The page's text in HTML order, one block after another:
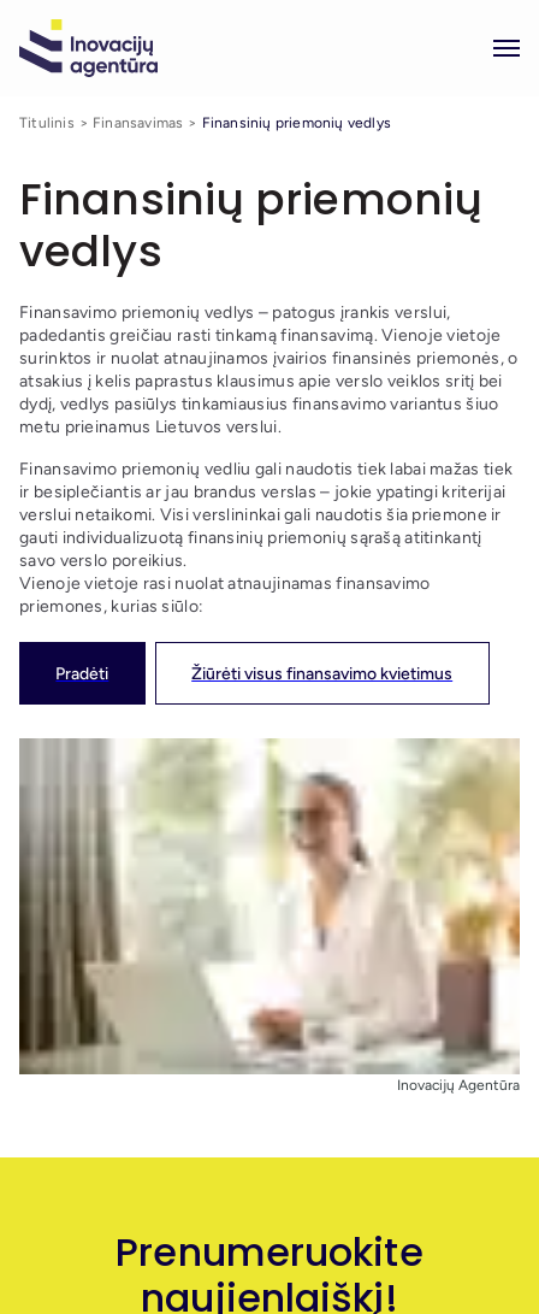
Titulinis Finansavimas Finansinių priemonių vedlys
Finansinių priemonių
vedlys
Finansavimo priemonių vedlys – patogus įrankis verslui,
padedantis greičiau rasti tinkamą finansavimą. Vienoje vietoje
surinktos ir nuolat atnaujinamos įvairios finansinės priemonės, o
atsakius į kelis paprastus klausimus apie verslo veiklos sritį bei
dydį, vedlys pasiūlys tinkamiausius finansavimo variantus šiuo
metu prieinamus Lietuvos verslui.
Finansavimo priemonių vedliu gali naudotis tiek labai mažas tiek
ir besiplečiantis ar jau brandus verslas – jokie ypatingi kriterijai
verslui netaikomi. Visi verslininkai gali naudotis šia priemone ir
gauti individualizuotą finansinių priemonių sąrašą atitinkantį
savo verslo poreikius.
Vienoje vietoje rasi nuolat atnaujinamas finansavimo
priemones, kurias siūlo:
Pradėti Žiūrėti visus finansavimo kvietimus
Inovacijų Agentūra
Prenumeruokite
naujienlaiškį!